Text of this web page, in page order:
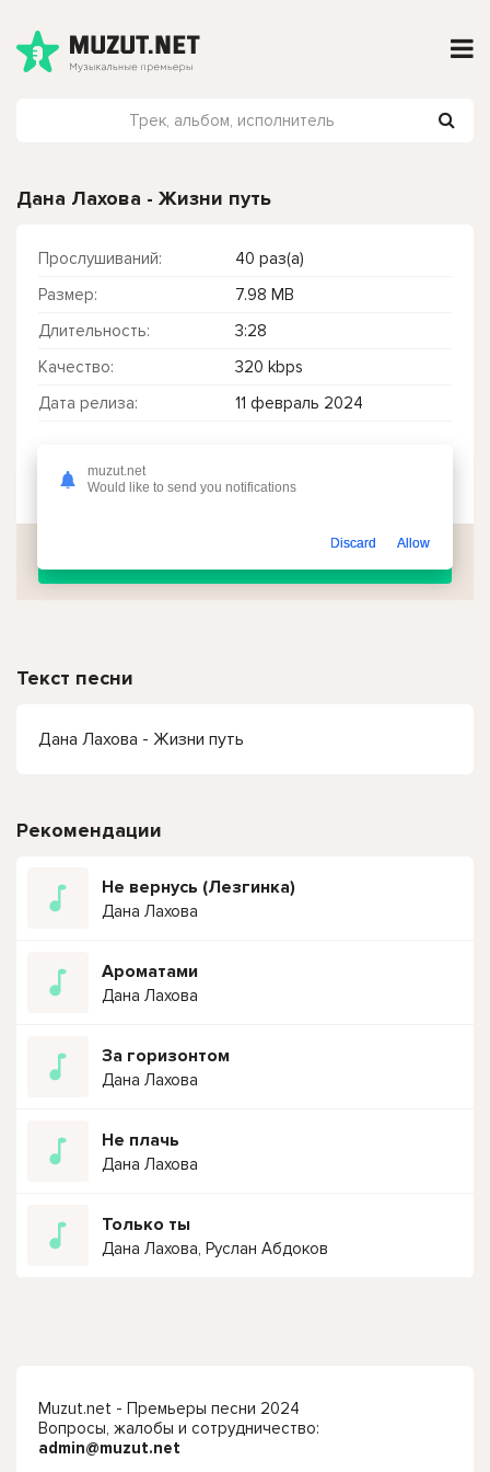
Дана Лахова - Жизни путь
Прослушиваний:
40 раз(а)
Размер:
7.98 MB
Длительность:
3:28
Качество:
320 kbps
Дата релиза:
11 февраль 2024
Текст песни
Дана Лахова - Жизни путь
Рекомендации
Не вернусь (Лезгинка)
Дана Лахова
Ароматами
Дана Лахова
За горизонтом
Дана Лахова
Не плачь
Дана Лахова
Только ты
Дана Лахова, Руслан Абдоков
Muzut.net - Премьеры песни 2024
Вопросы, жалобы и сотрудничество:
admin@muzut.net
muzut.net
Would like to send you notifications
Discard Allow